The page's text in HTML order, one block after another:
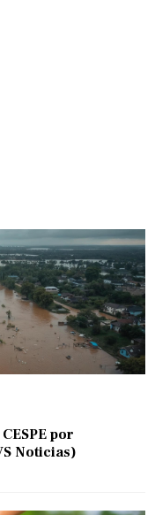
por
Noticias)